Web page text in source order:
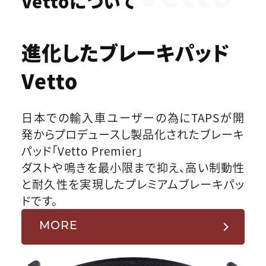
進化したブレーキパッド
Vetto
日本での輸入車ユーザーの為にTAPSが開
発からプロデュースし製品化されたブレーキ
パッド「Vetto Premier」
ダストや鳴きを最小限まで抑え、高い制動性
と耐久性を実現したプレミアムブレーキパッ
ドです。
MORE